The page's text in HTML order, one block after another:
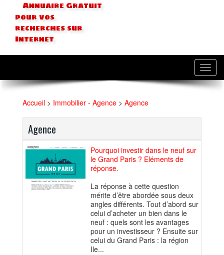
Annuaire Gratuit
pour vos
recherches sur
Internet
Accueil > Immobilier - Agence > Agence
Agence
Pourquoi investir dans le neuf sur
le Grand Paris ? Eléments de
réponse.
La réponse à cette question
mérite d’être abordée sous deux
angles différents. Tout d’abord sur
celui d’acheter un bien dans le
neuf : quels sont les avantages
pour un investisseur ? Ensuite sur
celui du Grand Paris : la région
Ile...